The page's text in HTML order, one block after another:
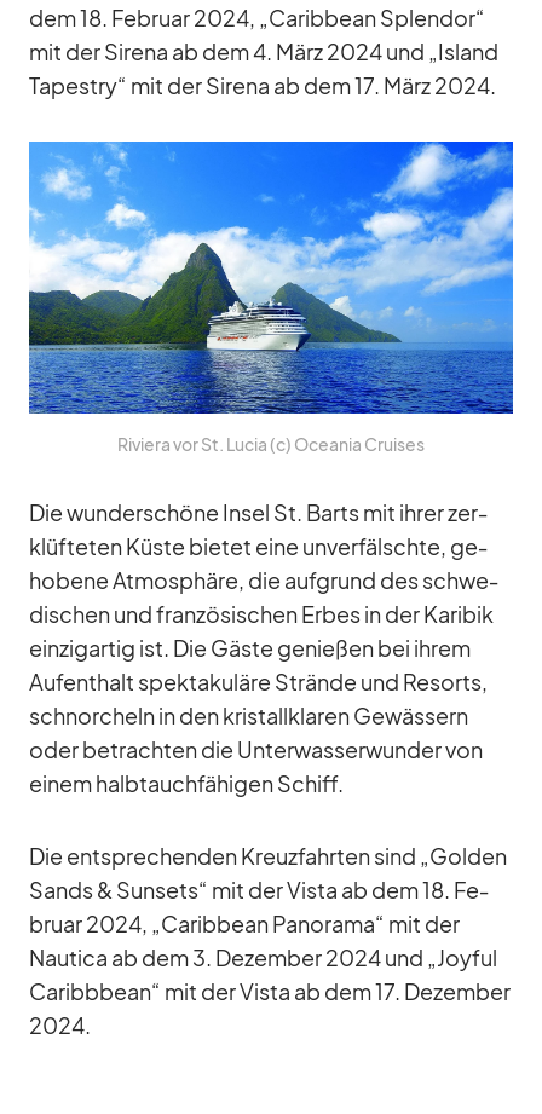
dem 18. Fe­bruar 2024, „Ca­rib­bean Sple­ndor“
mit der Si­rena ab dem 4. März 2024 und „Is­land
Tapestry“ mit der Si­rena ab dem 17. März 2024.
Ri­viera vor St. Lu­cia (c) Ocea­nia Crui­ses
Die wun­der­schöne In­sel St. Barts mit ih­rer zer­
klüf­te­ten Küste bie­tet eine un­ver­fälschte, ge­
ho­bene At­mo­sphäre, die auf­grund des schwe­
di­schen und fran­zö­si­schen Er­bes in der Ka­ri­bik
ein­zig­ar­tig ist. Die Gäste ge­nie­ßen bei ih­rem
Auf­ent­halt spek­ta­ku­läre Strände und Re­sorts,
schnor­cheln in den kris­tall­kla­ren Ge­wäs­sern
oder be­trach­ten die Un­ter­was­ser­wun­der von
ei­nem halb­tauch­fä­hi­gen Schiff.
Die ent­spre­chen­den Kreuz­fahr­ten sind „Gol­den
Sands & Sun­sets“ mit der Vista ab dem 18. Fe­
bruar 2024, „Ca­rib­bean Pan­orama“ mit der
Nau­tica ab dem 3. De­zem­ber 2024 und „Joyful
Ca­ribb­bean“ mit der Vista ab dem 17. De­zem­ber
2024.